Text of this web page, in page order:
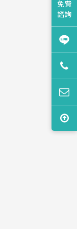
免費
諮詢